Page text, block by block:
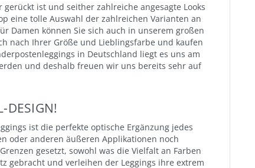
ist und seither zahlreiche angesagte Looks
eine tolle Auswahl der zahlreichen Varianten an
Damen können Sie sich auch in unserem großen
nach Ihrer Größe und Lieblingsfarbe und kaufen
in Deutschland liegt es uns am
und deshalb freuen wir uns bereits sehr auf
DESIGN!
ist die perfekte optische Ergänzung jedes
oder anderen äußeren Applikationen noch
gesetzt, sowohl was die Vielfalt an Farben
gebracht und verleihen der Leggings ihre extrem